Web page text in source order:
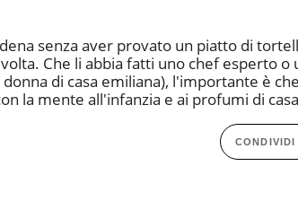
senza aver provato un piatto di
Che li abbia fatti uno chef esperto o
di casa emiliana), l'importante è che
la mente all'infanzia e ai profumi di
CONDIVIDI